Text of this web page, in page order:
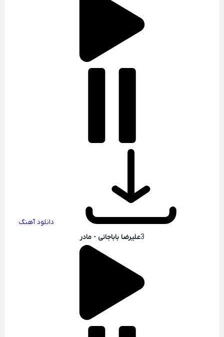
دانلود آهنگ
3علیرضا باباجانی - مادر